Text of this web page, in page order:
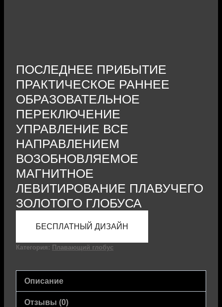
ПОСЛЕДНЕЕ ПРИБЫТИЕ
ПРАКТИЧЕСКОЕ РАННЕЕ
ОБРАЗОВАТЕЛЬНОЕ
ПЕРЕКЛЮЧЕНИЕ
УПРАВЛЕНИЕ ВСЕ
НАПРАВЛЕНИЕМ
ВОЗОБНОВЛЯЕМОЕ
МАГНИТНОЕ
ЛЕВИТИРОВАНИЕ ПЛАВУЧЕГО
ЗОЛОТОГО ГЛОБУСА
БЕСПЛАТНЫЙ ДИЗАЙН
Категория: Плавающий глобус
Описание
Отзывы (0)